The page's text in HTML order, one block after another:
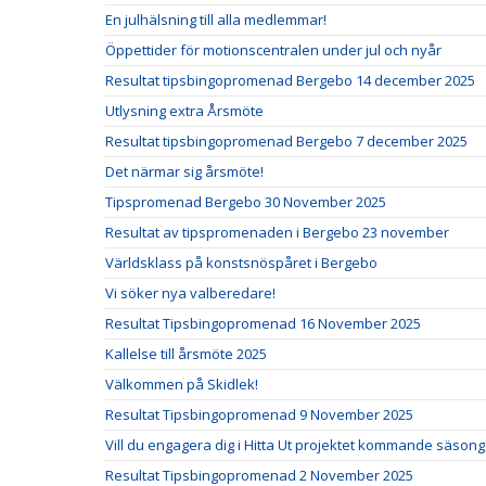
En julhälsning till alla medlemmar!
Öppettider för motionscentralen under jul och nyår
Resultat tipsbingopromenad Bergebo 14 december 2025
Utlysning extra Årsmöte
Resultat tipsbingopromenad Bergebo 7 december 2025
Det närmar sig årsmöte!
Tipspromenad Bergebo 30 November 2025
Resultat av tipspromenaden i Bergebo 23 november
Världsklass på konstsnöspåret i Bergebo
Vi söker nya valberedare!
Resultat Tipsbingopromenad 16 November 2025
Kallelse till årsmöte 2025
Välkommen på Skidlek!
Resultat Tipsbingopromenad 9 November 2025
Vill du engagera dig i Hitta Ut projektet kommande
Resultat Tipsbingopromenad 2 November 2025